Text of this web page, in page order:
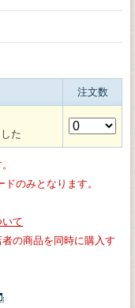
注文数
た
のみとなります。
て
の商品を同時に購入す